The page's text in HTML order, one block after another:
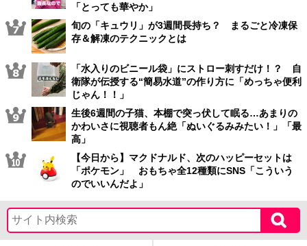
「とっても華やか」
旬の「キュウリ」が3週間長持ち？ まるごと冷凍保
存＆解凍のテクニックとは
「水入りのビニール袋」にストロー刺すだけ！？ 自
衛隊が伝授する“簡易水道”の作り方に「めっちゃ便利
じゃん！！」
生後6週間の子猫、本棚で突っ伏して眠る…あまりの
かわいさに視聴者もん絶「ぬいぐるみみたい！」「最
高」
【今日から】マクドナルド、次のハッピーセットは
「ポケモン」 おもちゃ全12種類にSNS「こういう
のでいいんだよ」